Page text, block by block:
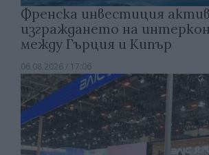
Френска инвестиция
изграждането на
между Гърция и Кипър
06.08.2026 / 17:06